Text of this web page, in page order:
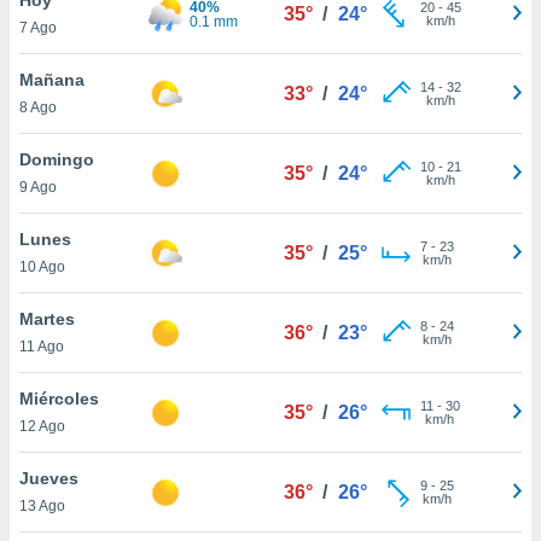
y
en
más
de
7 Ago
40%
0.1 mm
35° / 24° 20- 45
km/h
Mañana
8 Ago
33° / 24° 14- 32
km/h
Domingo
9 Ago
35° / 24° 10- 21
km/h
Lunes
10 Ago
35° / 25° 7- 23
km/h
Martes
11 Ago
36° / 23° 8- 24
km/h
Miércoles
12 Ago
35° / 26° 11 - 30
km/h
Jueves
13 Ago
36° / 26° 9- 25
km/h